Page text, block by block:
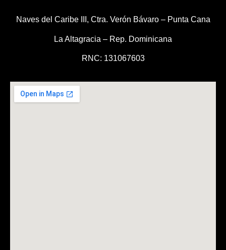
Naves del Caribe III, Ctra. Verón Bávaro – Punta Cana
La Altagracia – Rep. Dominicana
RNC: 131067603